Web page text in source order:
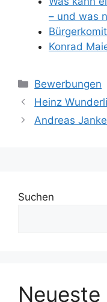
– und was
Konrad
Kategorien
Bewerbungen
Heinz
Andreas Janke
Suchen